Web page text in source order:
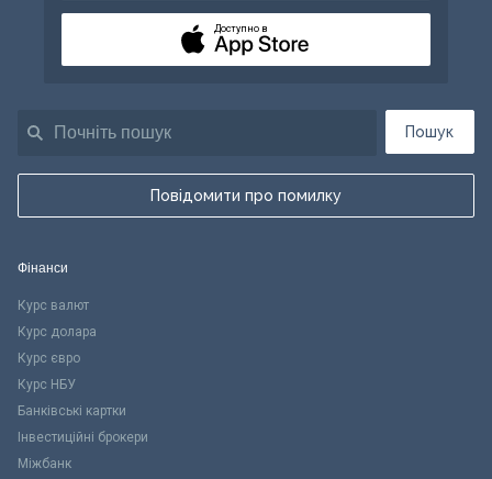
Пошук
Повідомити про помилку
Доступно в
Фінанси
Курс валют
Курс долара
Курс євро
Курс НБУ
Банківські картки
Інвестиційні брокери
Міжбанк